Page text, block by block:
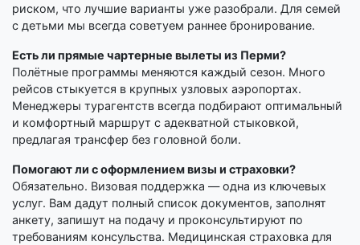
риском, что лучшие варианты уже разобрали. Для семей
с детьми мы всегда советуем раннее бронирование.
Есть ли прямые чартерные вылеты из Перми?
Полётные программы меняются каждый сезон. Много
рейсов стыкуется в крупных узловых аэропортах.
Менеджеры турагентств всегда подбирают оптимальный
и комфортный маршрут с адекватной стыковкой,
предлагая трансфер без головной боли.
Помогают ли с оформлением визы и страховки?
Обязательно. Визовая поддержка — одна из ключевых
услуг. Вам дадут полный список документов, заполнят
анкету, запишут на подачу и проконсультируют по
требованиям консульства. Медицинская страховка для